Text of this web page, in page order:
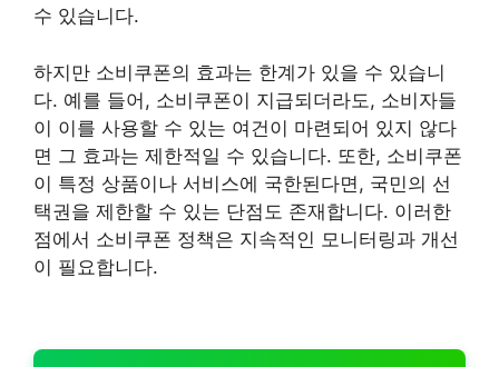
수 있습니다.
하지만 소비쿠폰의 효과는 한계가 있을 수 있습니
다. 예를 들어, 소비쿠폰이 지급되더라도, 소비자들
이 이를 사용할 수 있는 여건이 마련되어 있지 않다
면 그 효과는 제한적일 수 있습니다. 또한, 소비쿠폰
이 특정 상품이나 서비스에 국한된다면, 국민의 선
택권을 제한할 수 있는 단점도 존재합니다. 이러한
점에서 소비쿠폰 정책은 지속적인 모니터링과 개선
이 필요합니다.